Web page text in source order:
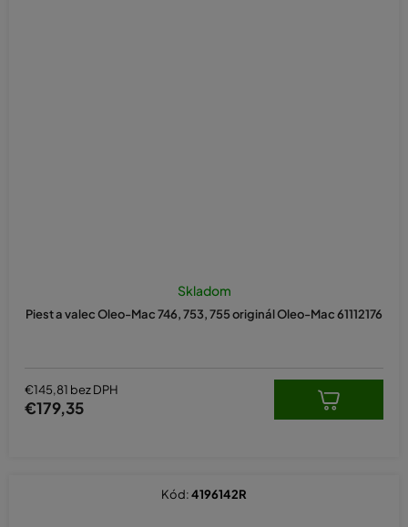
Piest a valec Oleo-Mac 746, 753, 755 originál Oleo-Mac 61112176
Skladom
€145,81 bez DPH
€179,35
Kód:4196142R